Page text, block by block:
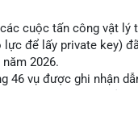
quốc tế nhấn mạnh
ninh như hack Zeus
sẻ chiến lược giao
nhật về sự kiện Alpha
cuộc tấn công vật lý
để lấy private key)
2026.
46 vụ được ghi nhận
dọa tới gia đình, bạn